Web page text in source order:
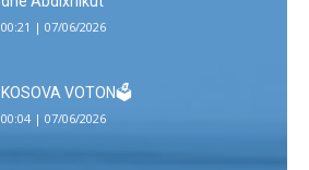
00:21 | 07/06/2026
KOSOVA VOTON🗳
00:04 | 07/06/2026